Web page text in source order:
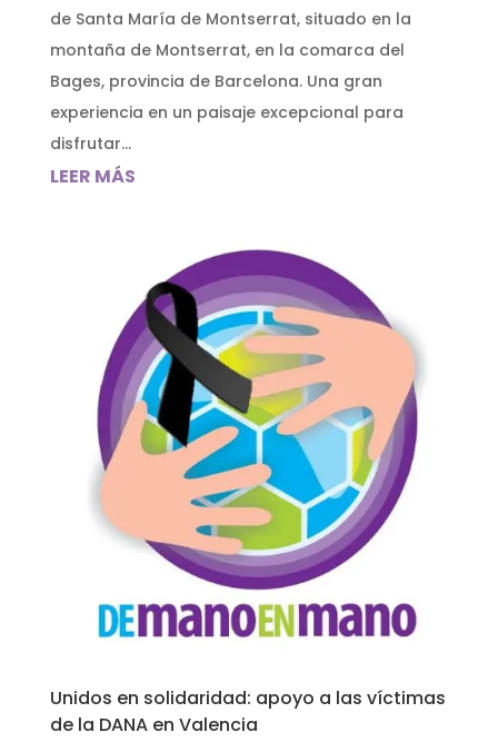
de Santa María de Montserrat, situado en la
montaña de Montserrat, en la comarca del
Bages, provincia de Barcelona. Una gran
experiencia en un paisaje excepcional para
disfrutar...
LEER MÁS
Unidos en solidaridad: apoyo a las víctimas
de la DANA en Valencia